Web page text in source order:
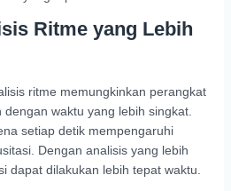
Ritme yang Lebih
ritme memungkinkan perangkat
waktu yang lebih singkat.
setiap detik mempengaruhi
Dengan analisis yang lebih
dapat dilakukan lebih tepat waktu.